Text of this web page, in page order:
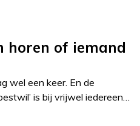
horen of iemand
wel een keer. En de
is bij vrijwel iedereen…